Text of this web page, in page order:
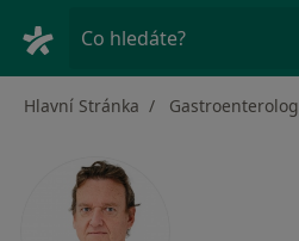
Co hledáte?
Hlavní Stránka Gastroenterolog